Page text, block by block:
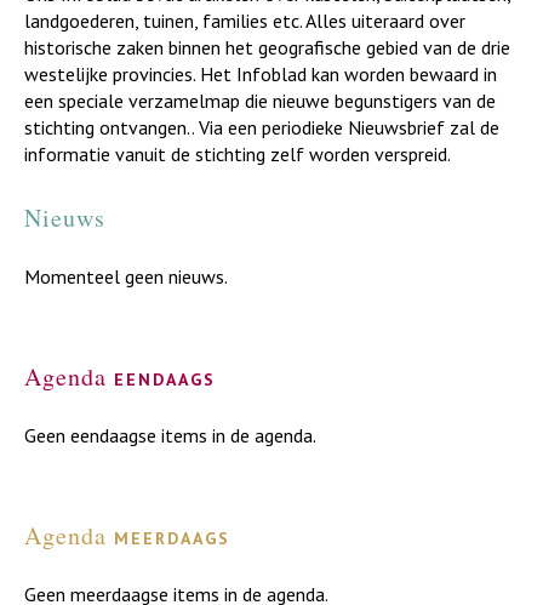
landgoederen, tuinen, families etc. Alles uiteraard over
historische zaken binnen het geografische gebied van de drie
westelijke provincies. Het Infoblad kan worden bewaard in
een speciale verzamelmap die nieuwe begunstigers van de
stichting ontvangen.. Via een periodieke Nieuwsbrief zal de
informatie vanuit de stichting zelf worden verspreid.
Nieuws
Momenteel geen nieuws.
Agenda eendaags
Geen eendaagse items in de agenda.
Agenda meerdaags
Geen meerdaagse items in de agenda.